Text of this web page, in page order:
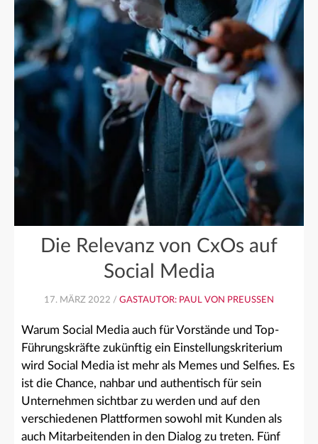
Die Relevanz von CxOs auf
Social Media
17. MÄRZ 2022 / GASTAUTOR: PAUL VON PREUSSEN
Warum Social Media auch für Vorstände und Top-
Führungskräfte zukünftig ein Einstellungskriterium
wird Social Media ist mehr als Memes und Selfies. Es
ist die Chance, nahbar und authentisch für sein
Unternehmen sichtbar zu werden und auf den
verschiedenen Plattformen sowohl mit Kunden als
auch Mitarbeitenden in den Dialog zu treten. Fünf